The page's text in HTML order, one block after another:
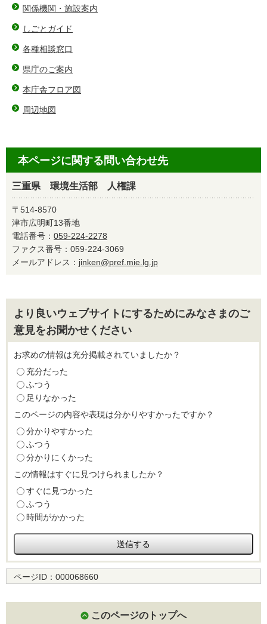
関係機関・施設案内
しごとガイド
各種相談窓口
県庁のご案内
本庁舎フロア図
周辺地図
本ページに関する問い合わせ先
三重県 環境生活部 人権課
〒514-8570
津市広明町13番地
電話番号： 059-224-2278
ファクス番号：059-224-3069
メールアドレス： jinken@pref.mie.lg.jp
より良いウェブサイトにするためにみなさまのご
意見をお聞かせください
お求めの情報は充分掲載されていましたか？
充分だった
ふつう
足りなかった
このページの内容や表現は分かりやすかったですか？
分かりやすかった
ふつう
分かりにくかった
この情報はすぐに見つけられましたか？
すぐに見つかった
ふつう
時間がかかった
ページID： 000068660
このページのトップへ